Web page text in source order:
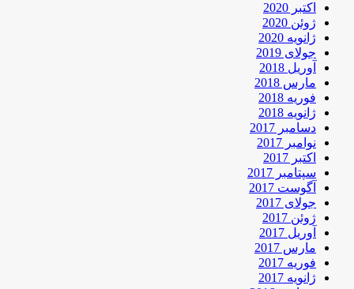
اکتبر 2020
ژوئن 2020
ژانویه 2020
جولای 2019
آوریل 2018
مارس 2018
فوریه 2018
ژانویه 2018
دسامبر 2017
نوامبر 2017
اکتبر 2017
سپتامبر 2017
آگوست 2017
جولای 2017
ژوئن 2017
آوریل 2017
مارس 2017
فوریه 2017
ژانویه 2017